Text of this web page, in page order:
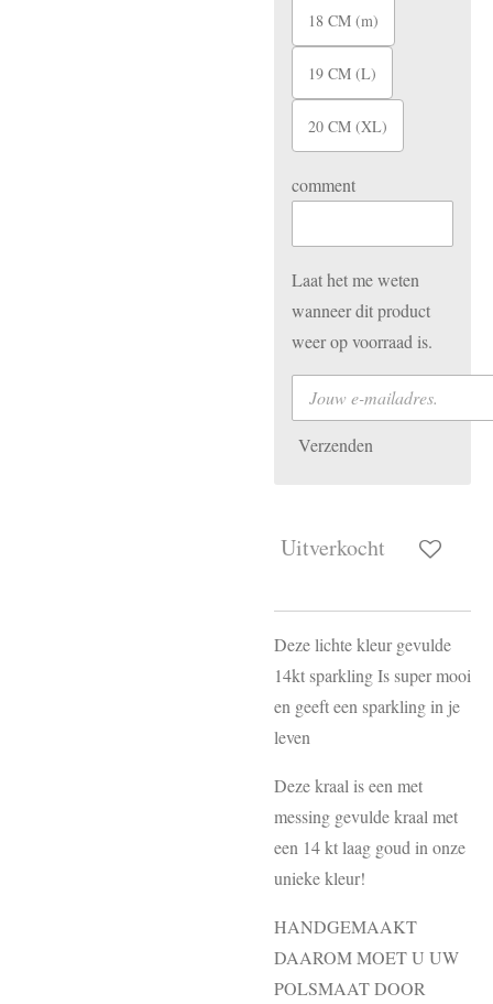
18 CM (m)
19 CM (L)
20 CM (XL)
comment
Laat het me weten
wanneer dit product
weer op voorraad is.
Verzenden
Uitverkocht
Deze lichte kleur gevulde
14kt sparkling Is super mooi
en geeft een sparkling in je
leven
Deze kraal is een met
messing gevulde kraal met
een 14 kt laag goud in onze
unieke kleur!
HANDGEMAAKT
DAAROM MOET U UW
POLSMAAT DOOR